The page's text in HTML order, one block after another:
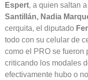
Espert, a quien saltan
Santillán, Nadia
cerquita, el diputado
todo con su celular de
como el PRO se fueron
criticando los modales
efectivamente hubo o